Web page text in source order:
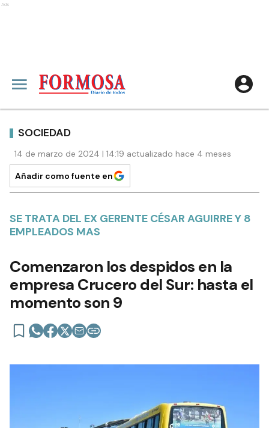
Ads
SOCIEDAD
14 de marzo de 2024 | 14:19 actualizado hace 4 meses
Añadir como fuente en
SE TRATA DEL EX GERENTE CÉSAR AGUIRRE Y 8
EMPLEADOS MAS
Comenzaron los despidos en la
empresa Crucero del Sur: hasta el
momento son 9